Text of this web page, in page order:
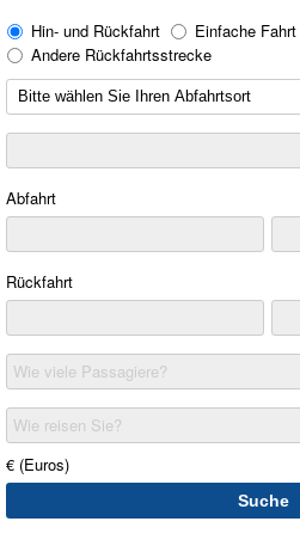
Hin- und Rückfahrt
Einfache Fahrt
Andere Rückfahrtsstrecke
Abfahrt
Rückfahrt
Wie viele Passagiere?
Wie reisen Sie?
€ (Euros)
Suche